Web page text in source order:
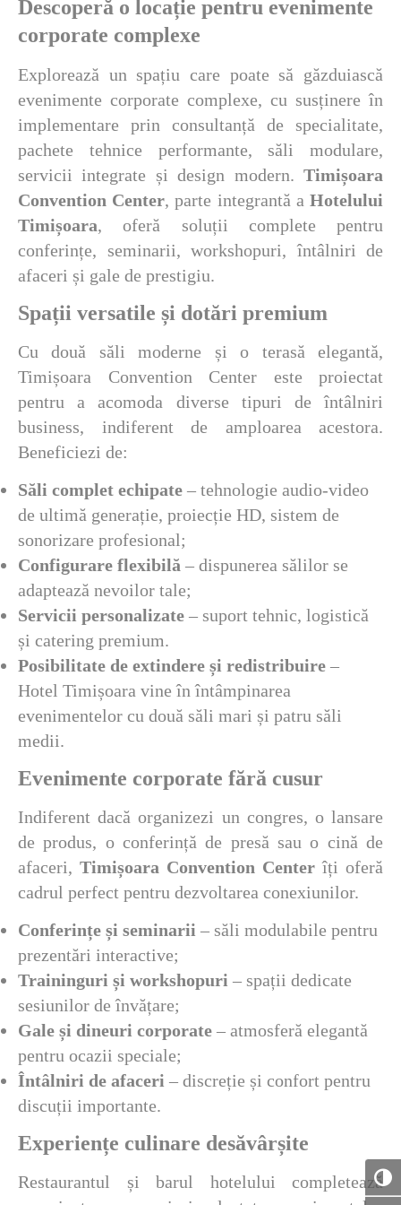
Descoperă o locație pentru evenimente
corporate complexe
Explorează un spațiu care poate să găzduiască
evenimente corporate complexe, cu susținere în
implementare prin consultanță de specialitate,
pachete tehnice performante, săli modulare,
servicii integrate și design modern. Timișoara
Convention Center, parte integrantă aHotelului
Timișoara, oferă soluții complete pentru
conferințe, seminarii, workshopuri, întâlniri de
afaceri și gale de prestigiu.
Spații versatile și dotări premium
Cu două săli moderne și o terasă elegantă,
Timișoara Convention Center este proiectat
pentru a acomoda diverse tipuri de întâlniri
business, indiferent de amploarea acestora.
Beneficiezi de:
Săli complet echipate – tehnologie audio-video
de ultimă generație, proiecție HD, sistem de
sonorizare profesional;
Configurare flexibilă – dispunerea sălilor se
adaptează nevoilor tale;
Servicii personalizate – suport tehnic, logistică
și catering premium.
Posibilitate de extindere și redistribuire –
Hotel Timișoara vine în întâmpinarea
evenimentelor cu două săli mari și patru săli
medii.
Evenimente corporate fără cusur
Indiferent dacă organizezi un congres, o lansare
de produs, o conferință de presă sau o cină de
afaceri, Timișoara Convention Center îți oferă
cadrul perfect pentru dezvoltarea conexiunilor.
Conferințe și seminarii – săli modulabile pentru
prezentări interactive;
Traininguri și workshopuri – spații dedicate
sesiunilor de învățare;
Gale și dineuri corporate – atmosferă elegantă
pentru ocazii speciale;
Întâlniri de afaceri – discreție și confort pentru
discuții importante.
Experiențe culinare desăvârșite
Restaurantul și barul hotelului completează